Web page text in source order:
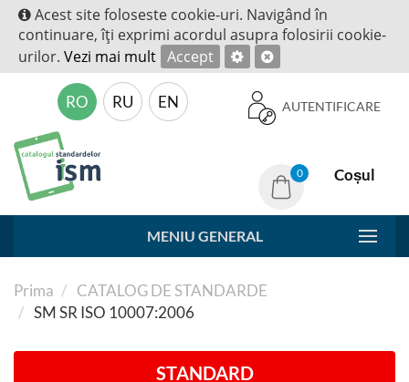
Acest site foloseste cookie-uri. Navigând în
continuare, îţi exprimi acordul asupra folosirii cookie-
urilor. Vezi mai mult Accept
AUTENTIFICARE
RO RU EN
0 Coșul
MENIU GENERAL
Prima
CATALOG DE STANDARDE
SM SR ISO 10007:2006
STANDARD